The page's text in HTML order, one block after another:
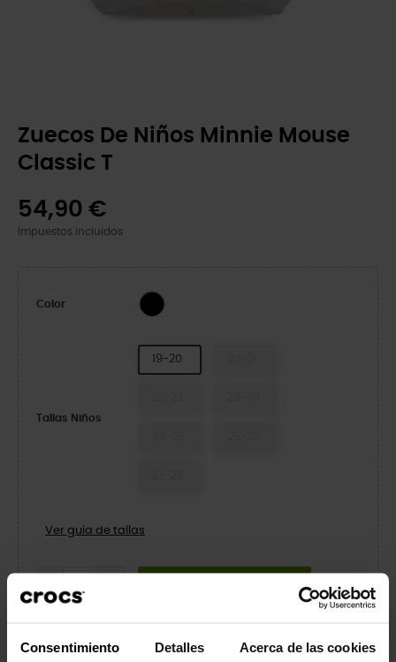
Consentimiento Detalles Acerca de las cookies
Zuecos De Niños Minnie Mouse
Classic T
54,90 €
Impuestos incluidos
Color Multi
Tallas Niños
19-20
Ver guía de tallas